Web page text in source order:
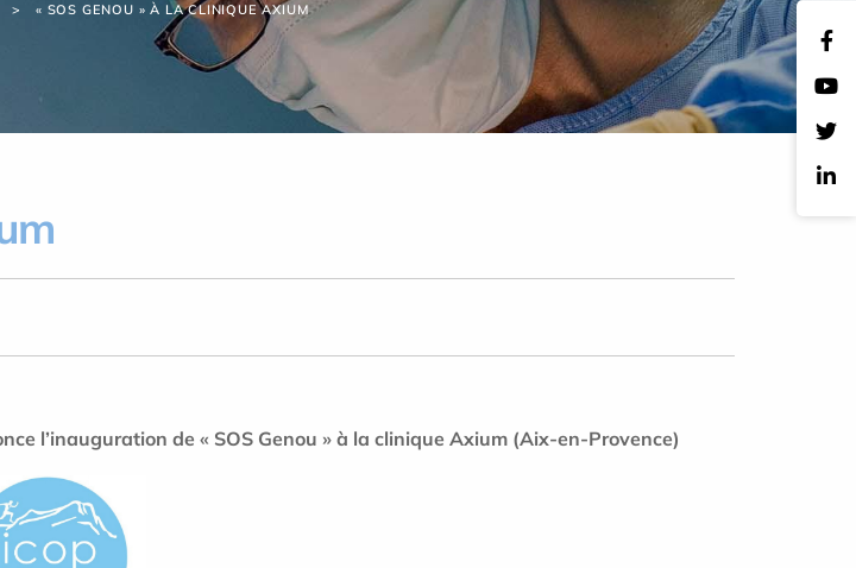
« SOS GENOU » À LA CLINIQUE AXIUM
l’inauguration de « SOS Genou » à la clinique Axium (Aix-en-Provence)